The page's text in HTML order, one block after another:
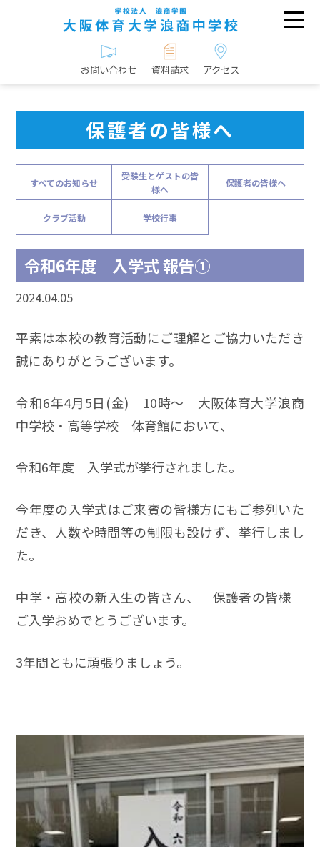
お問い合わせ 資料請求 アクセス
保護者の皆様へ
すべてのお知らせ
受験生とゲストの皆
様へ
保護者の皆様へ
クラブ活動 学校行事
令和6年度 入学式 報告①
2024.04.05
平素は本校の教育活動にご理解とご協力いただき
誠にありがとうございます。
令和6年4月5日(金) 10時～ 大阪体育大学浪商
中学校・高等学校 体育館において、
令和6年度 入学式が挙行されました。
今年度の入学式はご来賓の皆様方にもご参列いた
だき、人数や時間等の制限も設けず、挙行しまし
た。
中学・高校の新入生の皆さん、 保護者の皆様
ご入学おめでとうございます。
3年間ともに頑張りましょう。